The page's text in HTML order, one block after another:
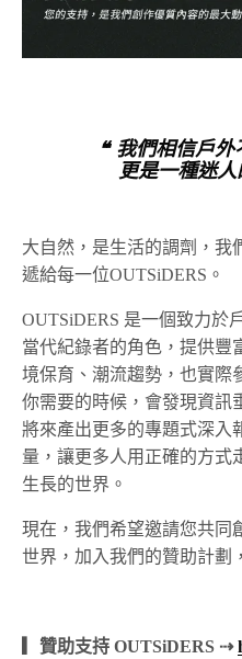
❝ 我們相信戶外
更是一種迷
大自然，是生活的調劑，我
遞給每一位OUTSiDERS。
OUTSiDERS 是一個致力於
當代紀錄者的角色，提供豐
境保育、潮流趨勢，也實際
你需要的時候，會發現資訊
將來產出更多的專題式深入
量，讓更多人用正確的方式
生長的世界。
現在，我們希望邀請您共同
世界，加入我們的贊助計劃
▎贊助支持 OUTSiDERS ⇢